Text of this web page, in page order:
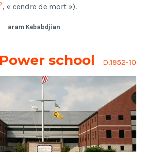
?, « cendre de mort »).
aram Kebabdjian
school D.1952-10